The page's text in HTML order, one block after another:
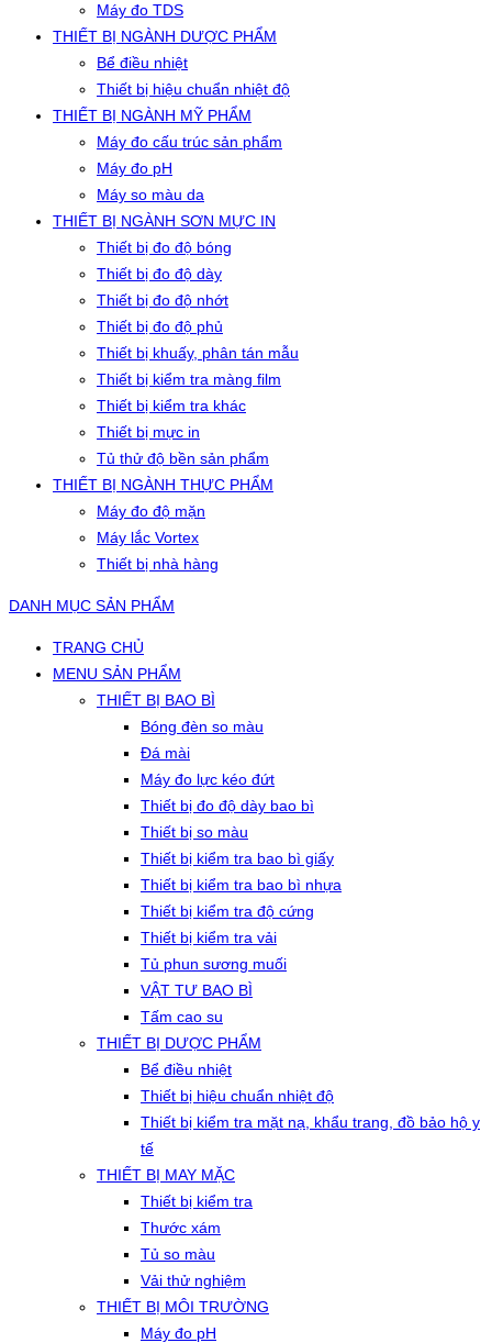
Máy đo TDS
THIẾT BỊ NGÀNH DƯỢC PHẨM
Bể điều nhiệt
Thiết bị hiệu chuẩn nhiệt độ
THIẾT BỊ NGÀNH MỸ PHẨM
Máy đo cấu trúc sản phẩm
Máy đo pH
Máy so màu da
THIẾT BỊ NGÀNH SƠN MỰC IN
Thiết bị đo độ bóng
Thiết bị đo độ dày
Thiết bị đo độ nhớt
Thiết bị đo độ phủ
Thiết bị khuấy, phân tán mẫu
Thiết bị kiểm tra màng film
Thiết bị kiểm tra khác
Thiết bị mực in
Tủ thử độ bền sản phẩm
THIẾT BỊ NGÀNH THỰC PHẨM
Máy đo độ mặn
Máy lắc Vortex
Thiết bị nhà hàng
DANH MỤC SẢN PHẨM
TRANG CHỦ
MENU SẢN PHẨM
THIẾT BỊ BAO BÌ
Bóng đèn so màu
Đá mài
Máy đo lực kéo đứt
Thiết bị đo độ dày bao bì
Thiết bị so màu
Thiết bị kiểm tra bao bì giấy
Thiết bị kiểm tra bao bì nhựa
Thiết bị kiểm tra độ cứng
Thiết bị kiểm tra vải
Tủ phun sương muối
VẬT TƯ BAO BÌ
Tấm cao su
THIẾT BỊ DƯỢC PHẨM
Bể điều nhiệt
Thiết bị hiệu chuẩn nhiệt độ
Thiết bị kiểm tra mặt nạ, khẩu trang, đồ bảo hộ y
tế
THIẾT BỊ MAY MẶC
Thiết bị kiểm tra
Thước xám
Tủ so màu
Vải thử nghiệm
THIẾT BỊ MÔI TRƯỜNG
Máy đo pH